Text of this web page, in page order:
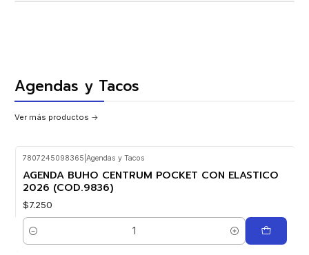
Agendas y Tacos
Ver más productos
7807245098365 Agendas y Tacos
AGENDA BUHO CENTRUM POCKET CON ELASTICO
2026 (COD.9836)
$7.250
Cantidad